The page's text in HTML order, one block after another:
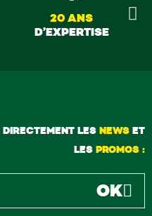
20 ANS
D’EXPERTISE
LES NEWSET
LES PROMOS :
OK